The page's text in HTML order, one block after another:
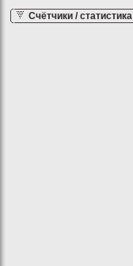
Счётчики / статистика